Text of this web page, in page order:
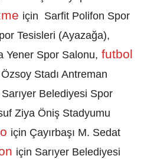
için Sarfit Polifon Spor
Tesisleri (Ayazağa),
Yener Spor Salonu, futbol
Stadı Antreman
Belediyesi Spor
Ziya Öniş Stadyumu
için Çayırbaşı M. Sedat
için Sarıyer Belediyesi